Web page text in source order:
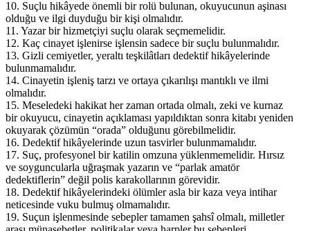
10. Suçlu hikâyede önemli bir rolü bulunan, okuyucunun aşinası
olduğu ve ilgi duyduğu bir kişi olmalıdır.
11. Yazar bir hizmetçiyi suçlu olarak seçmemelidir.
12. Kaç cinayet işlenirse işlensin sadece bir suçlu bulunmalıdır.
13. Gizli cemiyetler, yeraltı teşkilâtları dedektif hikâyelerinde
bulunmamalıdır.
14. Cinayetin işleniş tarzı ve ortaya çıkarılışı mantıklı ve ilmi
olmalıdır.
15. Meseledeki hakikat her zaman ortada olmalı, zeki ve kurnaz
bir okuyucu, cinayetin açıklaması yapıldıktan sonra kitabı yeniden
okuyarak çözümün “orada” olduğunu görebilmelidir.
16. Dedektif hikâyelerinde uzun tasvirler bulunmamalıdır.
17. Suç, profesyonel bir katilin omzuna yüklenmemelidir. Hırsız
ve soyguncularla uğraşmak yazarın ve “parlak amatör
dedektiflerin” değil polis karakollarının görevidir.
18. Dedektif hikâyelerindeki ölümler asla bir kaza veya intihar
neticesinde vuku bulmuş olmamalıdır.
19. Suçun işlenmesinde sebepler tamamen şahsî olmalı, milletler